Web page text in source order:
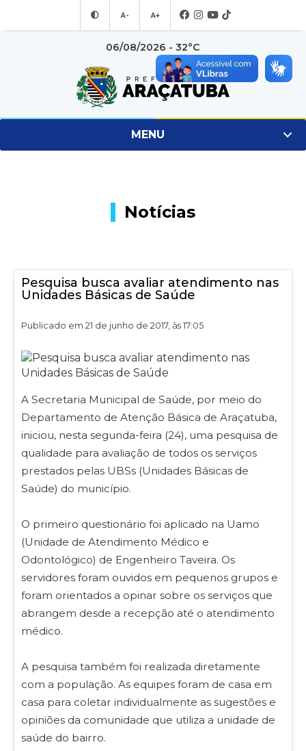
A- A+
06/08/2026 - 32°C
MENU
Notícias
Pesquisa busca avaliar atendimento nas
Unidades Básicas de Saúde
Publicado em 21 de junho de 2017, às 17:05
A Secretaria Municipal de Saúde, por meio do
Departamento de Atenção Básica de Araçatuba,
iniciou, nesta segunda-feira (24), uma pesquisa de
qualidade para avaliação de todos os serviços
prestados pelas UBSs (Unidades Básicas de
Saúde) do município.
O primeiro questionário foi aplicado na Uamo
(Unidade de Atendimento Médico e
Odontológico) de Engenheiro Taveira. Os
servidores foram ouvidos em pequenos grupos e
foram orientados a opinar sobre os serviços que
abrangem desde a recepção até o atendimento
médico.
A pesquisa também foi realizada diretamente
com a população. As equipes foram de casa em
casa para coletar individualmente as sugestões e
opiniões da comunidade que utiliza a unidade de
saúde do bairro.